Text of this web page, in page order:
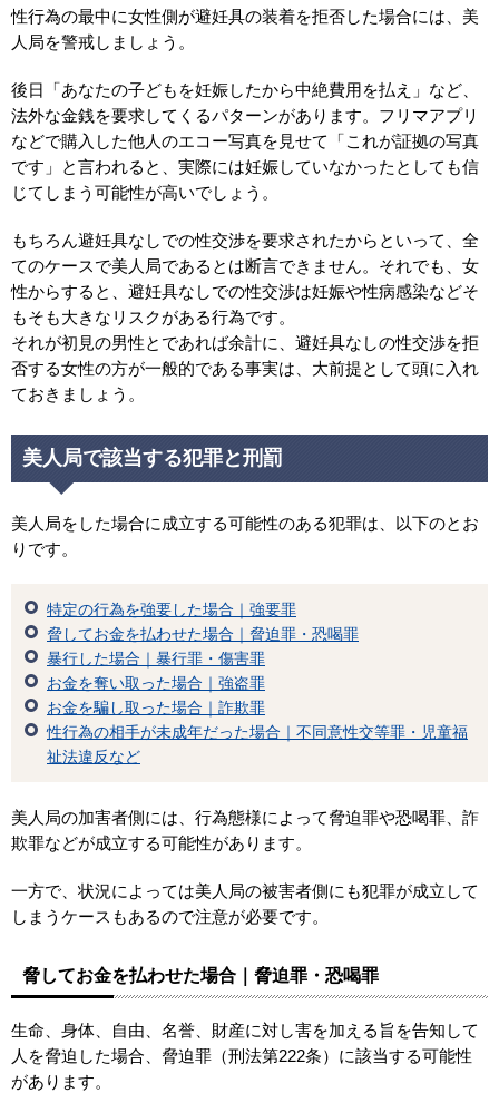
性行為の最中に女性側が避妊具の装着を拒否した場合には、美
人局を警戒しましょう。
後日「あなたの子どもを妊娠したから中絶費用を払え」など、
法外な金銭を要求してくるパターンがあります。フリマアプリ
などで購入した他人のエコー写真を見せて「これが証拠の写真
です」と言われると、実際には妊娠していなかったとしても信
じてしまう可能性が高いでしょう。
もちろん避妊具なしでの性交渉を要求されたからといって、全
てのケースで美人局であるとは断言できません。それでも、女
性からすると、避妊具なしでの性交渉は妊娠や性病感染などそ
もそも大きなリスクがある行為です。
それが初見の男性とであれば余計に、避妊具なしの性交渉を拒
否する女性の方が一般的である事実は、大前提として頭に入れ
ておきましょう。
美人局で該当する犯罪と刑罰
美人局をした場合に成立する可能性のある犯罪は、以下のとお
りです。
特定の行為を強要した場合｜強要罪
脅してお金を払わせた場合｜脅迫罪・恐喝罪
暴行した場合｜暴行罪・傷害罪
お金を奪い取った場合｜強盗罪
お金を騙し取った場合｜詐欺罪
性行為の相手が未成年だった場合｜不同意性交等罪・児童福
祉法違反など
美人局の加害者側には、行為態様によって脅迫罪や恐喝罪、詐
欺罪などが成立する可能性があります。
一方で、状況によっては美人局の被害者側にも犯罪が成立して
しまうケースもあるので注意が必要です。
脅してお金を払わせた場合｜脅迫罪・恐喝罪
生命、身体、自由、名誉、財産に対し害を加える旨を告知して
人を脅迫した場合、脅迫罪（刑法第222条）に該当する可能性
があります。